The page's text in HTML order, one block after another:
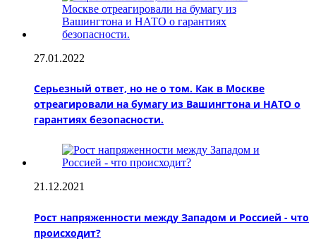
27.01.2022
Серьезный ответ, но не о том. Как в Москве
отреагировали на бумагу из Вашингтона и НАТО о
гарантиях безопасности.
21.12.2021
Рост напряженности между Западом и Россией - что
происходит?